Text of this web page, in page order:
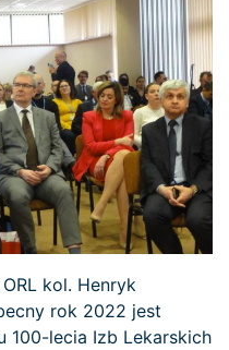
kol. Henryk
rok 2022 jest
100-lecia Izb Lekarskich